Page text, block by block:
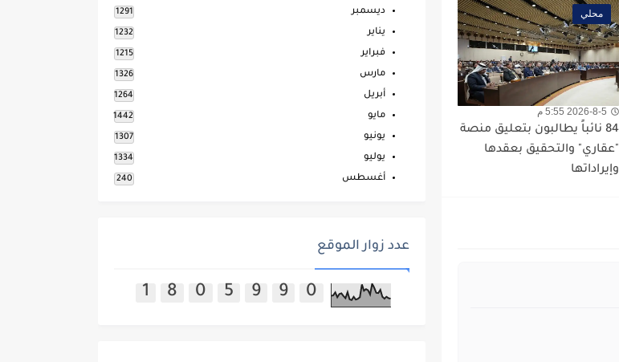
محلي
2026-8-5 5:55 م
84 نائباً يطالبون بتعليق منصة
"عقاري" والتحقيق بعقدها
وإيراداتها
ديسمبر 1291
يناير 1232
فبراير 1215
مارس 1326
أبريل 1264
مايو 1442
يونيو 1307
يوليو 1334
أغسطس 240
عدد زوار الموقع
1 8 0 5 9 9 0